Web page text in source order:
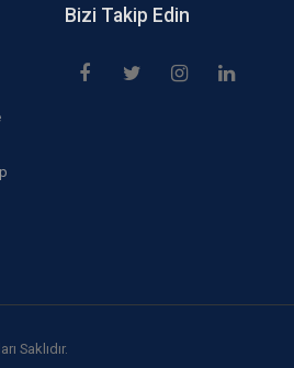
Bizi Takip Edin
Saklıdır.